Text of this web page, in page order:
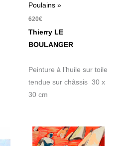
Poulains »
620€
Thierry LE
BOULANGER
Peinture à l’huile sur toile
tendue sur châssis 30 x
30 cm